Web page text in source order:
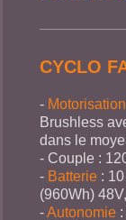
CYCLO
- Motorisation
Brushless
dans le
- Couple :
- Batterie :
(960Wh)
-Autonomie